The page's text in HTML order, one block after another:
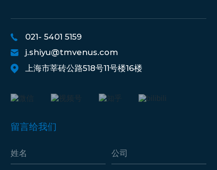
021- 5401 5159
j.shiyu@tmvenus.com
上海市莘砖公路518号11号楼16楼
留言给我们